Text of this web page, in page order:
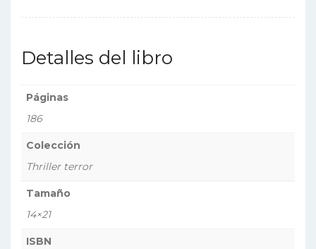
Detalles del libro
Páginas
186
Colección
Thriller terror
Tamaño
14×21
ISBN